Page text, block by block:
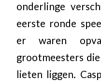
onderlinge
eerste ronde
er waren
grootmeesters
lieten liggen.